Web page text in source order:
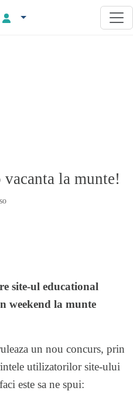
la munte!
site-ul educational
weekend la munte
un nou concurs, prin
utilizatorilor site-ului
este sa ne spui: